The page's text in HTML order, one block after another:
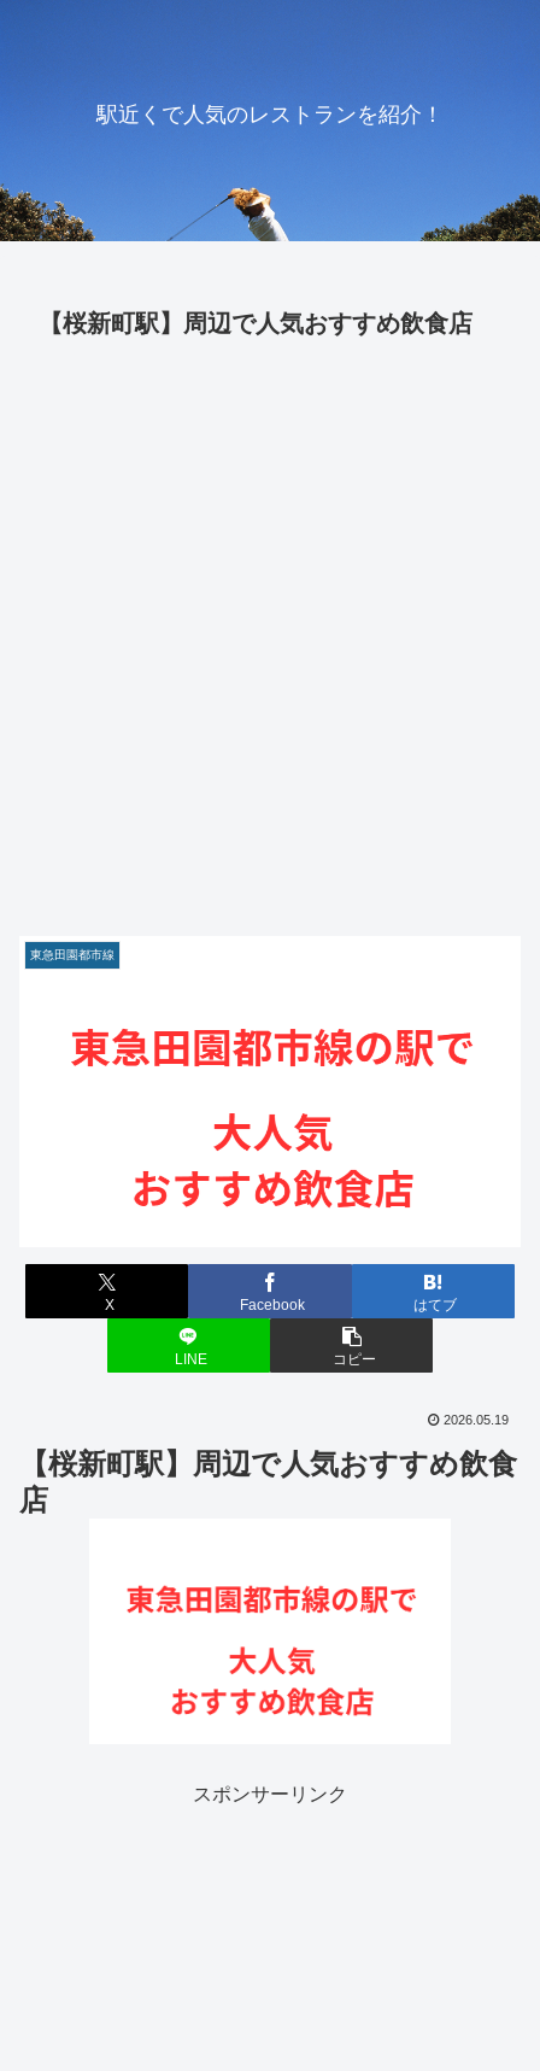
駅近くで人気のレストランを紹介！
【桜新町駅】周辺で人気おすすめ飲食店
東急田園都市線
X Facebook はてブ
LINE コピー
2026.05.19
【桜新町駅】周辺で人気おすすめ飲食
店
スポンサーリンク